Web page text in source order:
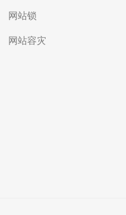
网站锁
网站容灾